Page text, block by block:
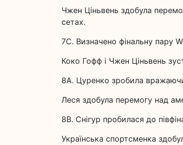
Чжен Ціньвень здобула
сетах.
7C. Визначено фінальну пару
Коко Гофф і Чжен Ціньвень
8A. Цуренко зробила
Леся здобула перемогу над
8B. Снігур пробилася до
Українська спортсменка